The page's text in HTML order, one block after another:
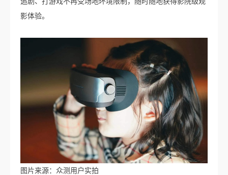
影体验。
图片来源：众测用户实拍